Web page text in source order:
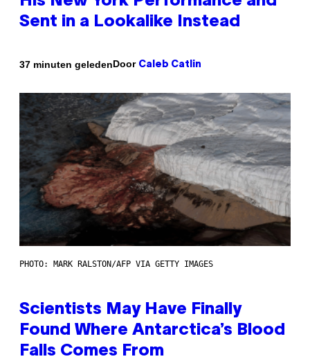
Sent in a Lookalike Instead
37 minuten geledenDoor Caleb Catlin
PHOTO: MARK RALSTON/AFP VIA GETTY IMAGES
Scientists May Have Finally
Found Where Antarctica’s Blood
Falls Comes From